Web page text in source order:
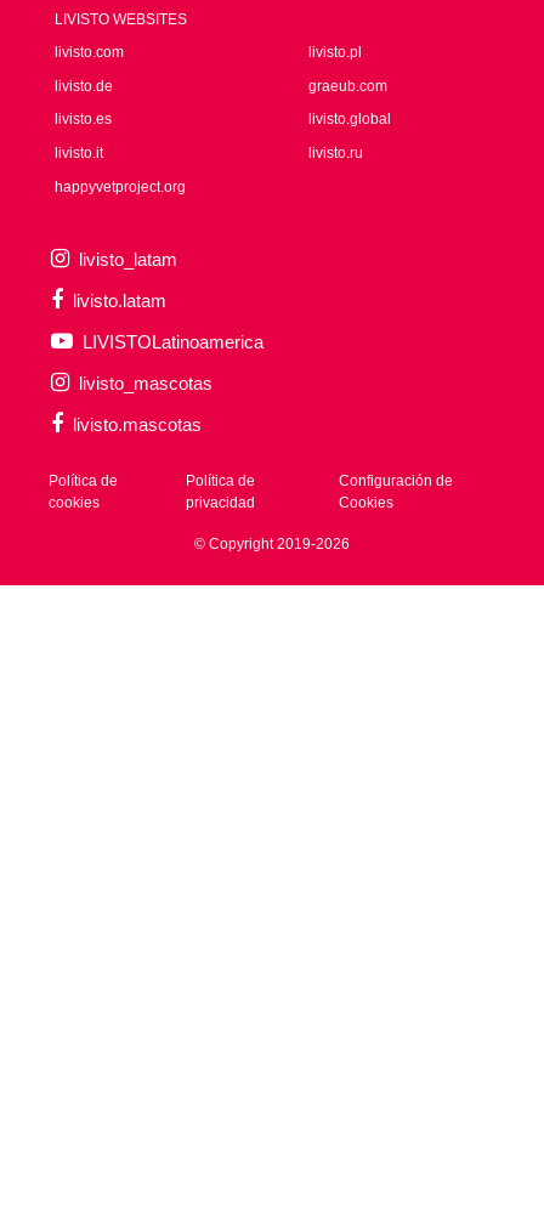
LIVISTO WEBSITES
livisto.com
livisto.de
livisto.es
livisto.it
livisto.pl
graeub.com
livisto.global
livisto.ru
happyvetproject.org
livisto_latam
livisto.latam
LIVISTOLatinoamerica
livisto_mascotas
livisto.mascotas
Política de
cookies
Política de
privacidad
Configuración de
Cookies
© Copyright 2019-2026